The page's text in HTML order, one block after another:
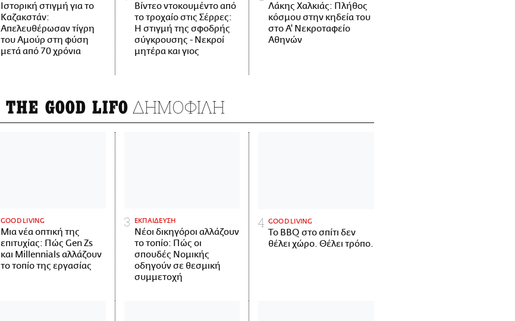
Ιστορική στιγμή για το
Καζακστάν:
Απελευθέρωσαν τίγρη
του Αμούρ στη φύση
μετά από 70 χρόνια
Βίντεο ντοκουμέντο από
το τροχαίο στις Σέρρες:
Η στιγμή της σφοδρής
σύγκρουσης - Νεκροί
μητέρα και γιος
Λάκης Χαλκιάς: Πλήθος
κόσμου στην κηδεία του
στο Α' Νεκροταφείο
Αθηνών
THE GOOD LIFO ΔΗΜΟΦΙΛΗ
GOOD LIVING
Μια νέα οπτική της
επιτυχίας: Πώς Gen Zs
και Millennials αλλάζουν
το τοπίο της εργασίας
ΕΚΠΑΙΔΕΥΣΗ
Νέοι δικηγόροι αλλάζουν
το τοπίο: Πώς οι
σπουδές Νομικής
οδηγούν σε θεσμική
συμμετοχή
GOOD LIVING
Το BBQ στο σπίτι δεν
θέλει χώρο. Θέλει τρόπο.